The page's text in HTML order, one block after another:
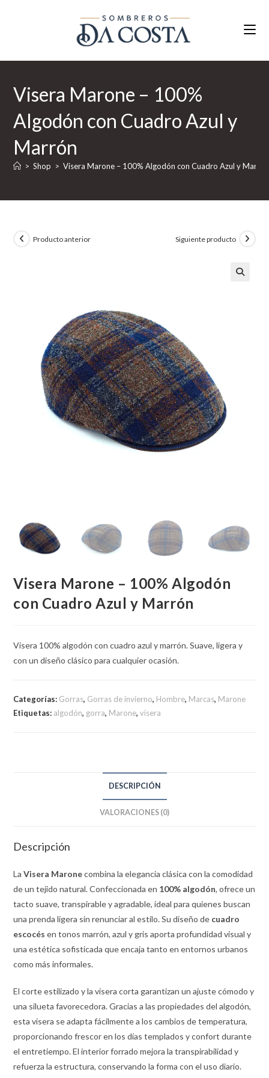
Visera Marone – 100%
Algodón con Cuadro Azul y
Marrón
> Shop > Visera Marone – 100% Algodón con Cuadro Azul y Marrón
Producto anterior Siguiente producto
Visera Marone – 100% Algodón
con Cuadro Azul y Marrón
Visera 100% algodón con cuadro azul y marrón. Suave, ligera y
con un diseño clásico para cualquier ocasión.
Categorías: Gorras, Gorras de invierno, Hombre, Marcas, Marone
Etiquetas: algodón, gorra, Marone,visera
DESCRIPCIÓN
VALORACIONES (0)
Descripción
LaVisera Maronecombina la elegancia clásica con la comodidad
de un tejido natural. Confeccionada en 100% algodón, ofrece un
tacto suave, transpirable y agradable, ideal para quienes buscan
una prenda ligera sin renunciar al estilo. Su diseño de cuadro
escocés en tonos marrón, azul y gris aporta profundidad visual y
una estética sofisticada que encaja tanto en entornos urbanos
como más informales.
El corte estilizado y la visera corta garantizan un ajuste cómodo y
una silueta favorecedora. Gracias a las propiedades del algodón,
esta visera se adapta fácilmente a los cambios de temperatura,
proporcionando frescor en los días templados y confort durante
el entretiempo. El interior forrado mejora la transpirabilidad y
refuerza la estructura, conservando la forma con el uso diario.